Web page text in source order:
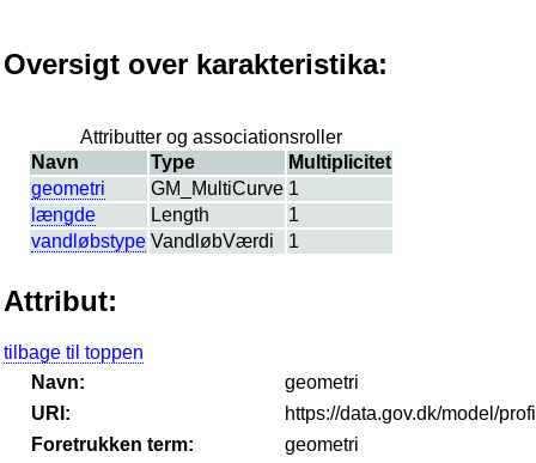
Oversigt over karakteristika:
Attributter og associationsroller
Navn
Type
Multiplicitet
geometri
GM_MultiCurve 1
længde
Length
1
vandløbstype VandløbVærdi 1
Attribut:
tilbage til toppen
Navn:
geometri
URI:
https://data.gov.dk/model/
Foretrukken term:
geometri